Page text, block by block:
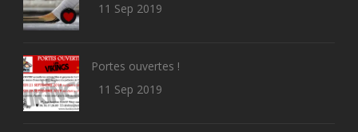
11 Sep 2019
Portes ouvertes !
11 Sep 2019